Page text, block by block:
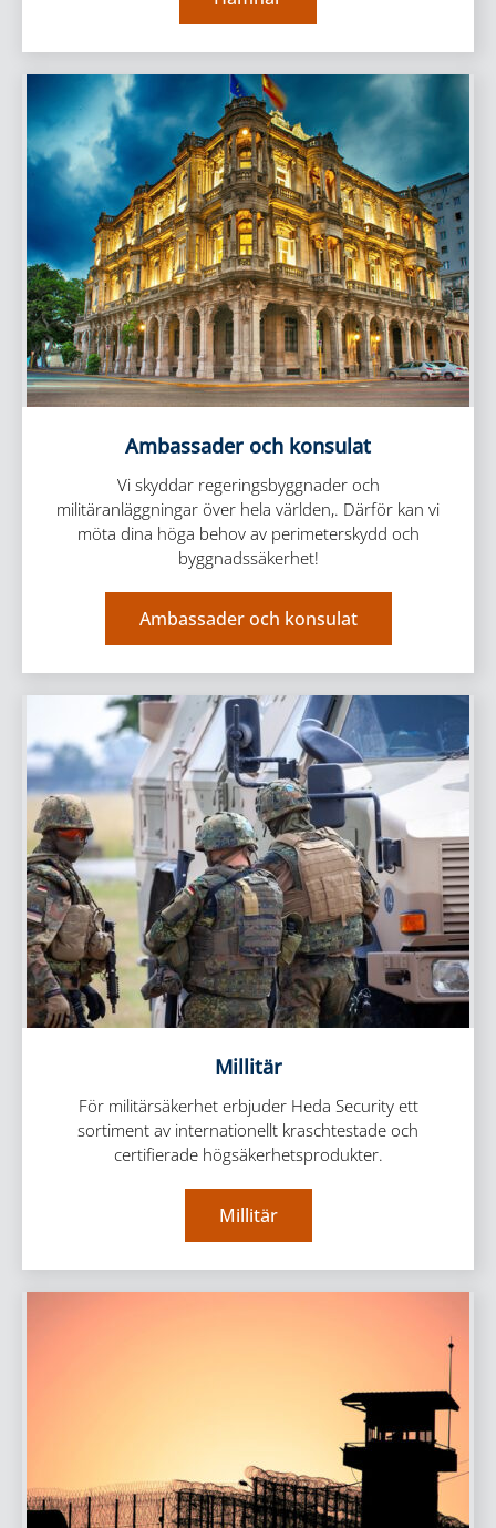
Ambassader och konsulat
Vi skyddar regeringsbyggnader och
militäranläggningar över hela världen,. Därför kan vi
möta dina höga behov av perimeterskydd och
byggnadssäkerhet!
Ambassader och konsulat
Millitär
För militärsäkerhet erbjuder Heda Security ett
sortiment av internationellt kraschtestade och
certifierade högsäkerhetsprodukter.
Millitär